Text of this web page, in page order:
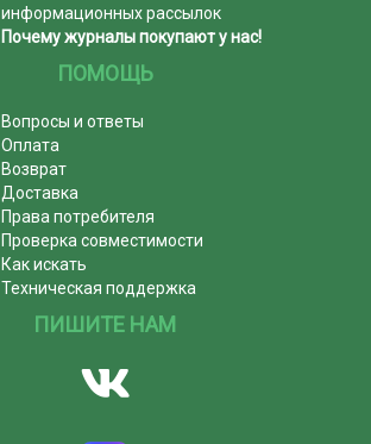
информационных рассылок
Почему журналы покупают у нас!
ПОМОЩЬ
Вопросы и ответы
Оплата
Возврат
Доставка
Права потребителя
Проверка совместимости
Как искать
Техническая поддержка
ПИШИТЕ НАМ